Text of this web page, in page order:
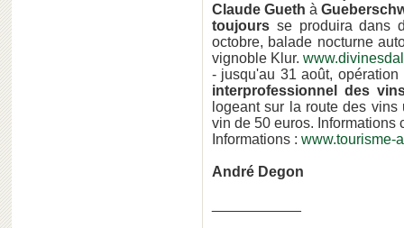
Claude Gueth à
toujours se produira dans
octobre, balade nocturne
vignoble Klur.
- jusqu'au 31 août,
interprofessionnel des
logeant sur la route des
vin de 50 euros. Informations
Informations : www.tourisme-
André Degon